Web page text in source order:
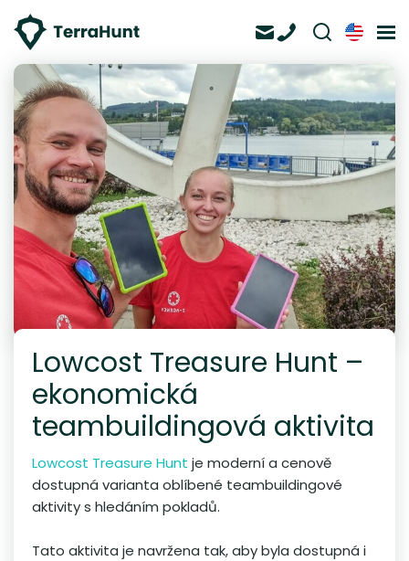
Lowcost Treasure Hunt –
ekonomická
teambuildingová aktivita
Lowcost Treasure Hunt je moderní a cenově
dostupná varianta oblíbené teambuildingové
aktivity s hledáním pokladů.
Tato aktivita je navržena tak, aby byla dostupná i